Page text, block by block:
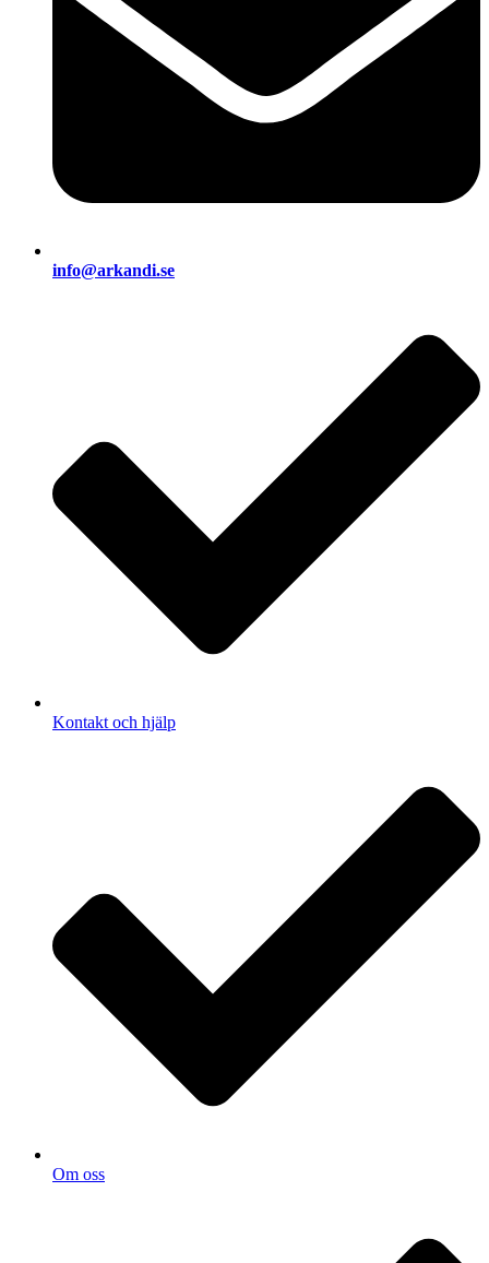
info@arkandi.se
Kontakt och hjälp
Om oss